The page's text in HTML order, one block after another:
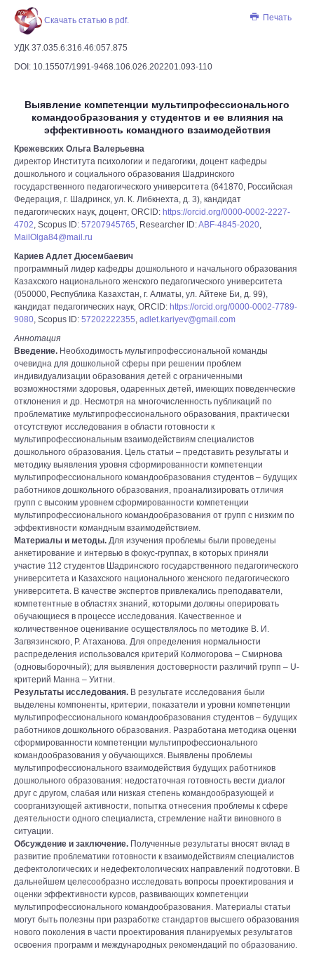
Печать
Скачать статью в pdf.
УДК 37.035.6:316.46:057.875
DOI: 10.15507/1991-9468.106.026.202201.093-110
Выявление компетенции мультипрофессионального
командообразования у студентов и ее влияния на
эффективность командного взаимодействия
Крежевских Ольга Валерьевна
директор Института психологии и педагогики, доцент кафедры
дошкольного и социального образования Шадринского
государственного педагогического университета (641870, Российская
Федерация, г. Шадринск, ул. К. Либкнехта, д. 3), кандидат
педагогических наук, доцент, ORCID: https://orcid.org/0000-0002-2227-
4702, Scopus ID: 57207945765, Researcher ID:ABF-4845-2020,
MailOlga84@mail.ru
Кариев Адлет Дюсембаевич
программный лидер кафедры дошкольного и начального образования
Казахского национального женского педагогического университета
(050000, Республика Казахстан, г. Алматы, ул. Айтеке Би, д. 99),
кандидат педагогических наук, ORCID: https://orcid.org/0000-0002-7789-
9080, Scopus ID: 57202222355, adlet.kariyev@gmail.com
Аннотация
Введение. Необходимость мультипрофессиональной команды
очевидна для дошкольной сферы при решении проблем
индивидуализации образования детей с ограниченными
возможностями здоровья, одаренных детей, имеющих поведенческие
отклонения и др. Несмотря на многочисленность публикаций по
проблематике мультипрофессионального образования, практически
отсутствуют исследования в области готовности к
мультипрофессиональным взаимодействиям специалистов
дошкольного образования. Цель статьи – представить результаты и
методику выявления уровня сформированности компетенции
мультипрофессионального командообразования студентов – будущих
работников дошкольного образования, проанализировать отличия
групп с высоким уровнем сформированности компетенции
мультипрофессионального командообразования от групп с низким по
эффективности командным взаимодействием.
Материалы и методы. Для изучения проблемы были проведены
анкетирование и интервью в фокус-группах, в которых приняли
участие 112 студентов Шадринского государственного педагогического
университета и Казахского национального женского педагогического
университета. В качестве экспертов привлекались преподаватели,
компетентные в областях знаний, которыми должны оперировать
обучающиеся в процессе исследования. Качественное и
количественное оценивание осуществлялось по методике В. И.
Загвязинского, Р. Атаханова. Для определения нормальности
распределения использовался критерий Колмогорова – Смирнова
(одновыборочный); для выявления достоверности различий групп – U-
критерий Манна – Уитни.
Результаты исследования. В результате исследования были
выделены компоненты, критерии, показатели и уровни компетенции
мультипрофессионального командообразования студентов – будущих
работников дошкольного образования. Разработана методика оценки
сформированности компетенции мультипрофессионального
командообразования у обучающихся. Выявлены проблемы
мультипрофессионального взаимодействия будущих работников
дошкольного образования: недостаточная готовность вести диалог
друг с другом, слабая или низкая степень командообразующей и
соорганизующей активности, попытка отнесения проблемы к сфере
деятельности одного специалиста, стремление найти виновного в
ситуации.
Обсуждение и заключение. Полученные результаты вносят вклад в
развитие проблематики готовности к взаимодействиям специалистов
дефектологических и недефектологических направлений подготовки. В
дальнейшем целесообразно исследовать вопросы проектирования и
оценки эффективности курсов, развивающих компетенции
мультипрофессионального командообразования. Материалы статьи
могут быть полезны при разработке стандартов высшего образования
нового поколения в части проектирования планируемых результатов
освоения программ и международных рекомендаций по образованию.